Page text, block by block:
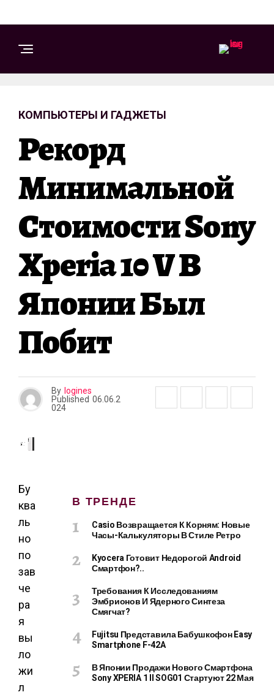
КОМПЬЮТЕРЫ И ГАДЖЕТЫ
Рекорд
Минимальной
Стоимости Sony
Xperia 10 V В
Японии Был
Побит
By logines
Published 06.06.2
024
Бу
ква
ль
но
по
зав
че
ра
я
вы
ло
жи
л
В ТРЕНДЕ
Casio Возвращается К Корням: Новые
Часы-Калькуляторы В Стиле Ретро
Kyocera Готовит Недорогой Android
Смартфон?..
Требования К Исследованиям
Эмбрионов И Ядерного Синтеза
Смягчат?
Fujitsu Представила Бабушкофон Easy
Smartphone F-42A
В Японии Продажи Нового Смартфона
Sony XPERIA 1 II SOG01 Стартуют 22 Мая